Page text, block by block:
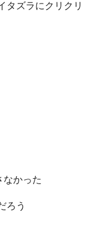
タズラにクリクリ
なかった
ろう